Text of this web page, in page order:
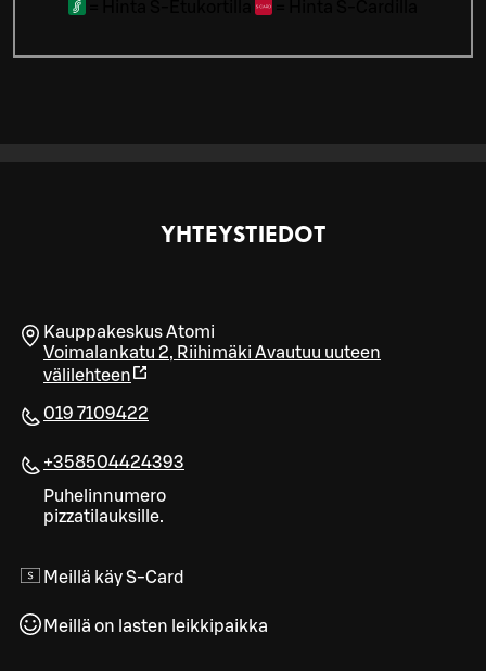
YHTEYSTIEDOT
Kauppakeskus Atomi
Voimalankatu 2, Riihimäki Avautuu uuteen
välilehteen
019 7109422
+358504424393
Puhelinnumero
pizzatilauksille.
Meillä käy S-Card
Meillä on lasten leikkipaikka